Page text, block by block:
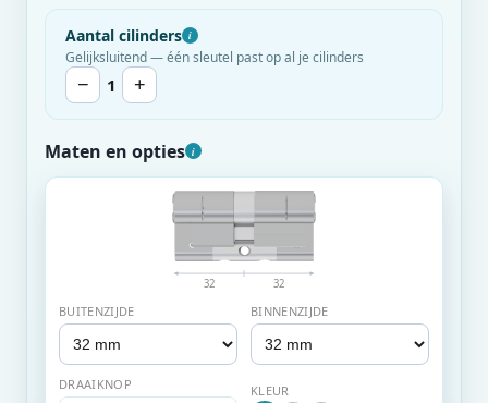
Aantal cilinders i
Gelijksluitend — één sleutel past op al je cilinders
− 1 +
Maten en opties i
32 32
BUITENZIJDE BINNENZIJDE
DRAAIKNOP KLEUR